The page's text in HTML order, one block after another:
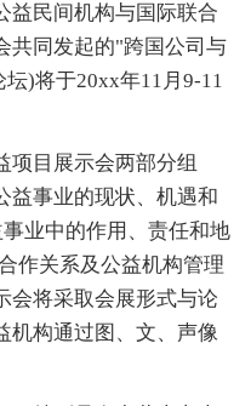
益民间机构与国际联合
共同发起的"跨国公司与
)将于20xx年11月9-11
项目展示会两部分组
益事业的现状、机遇和
业中的作用、责任和地
作关系及公益机构管理
会将采取会展形式与论
机构通过图、文、声像